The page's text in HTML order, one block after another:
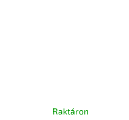
Raktáron